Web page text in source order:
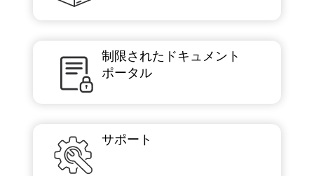
制限されたドキュメント
ポータル
サポート